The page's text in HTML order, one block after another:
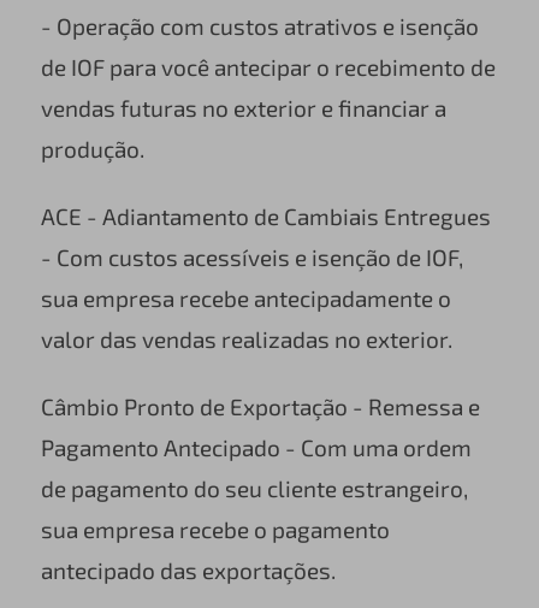
- Operação com custos atrativos e isenção
de IOF para você antecipar o recebimento de
vendas futuras no exterior e financiar a
produção.
ACE - Adiantamento de Cambiais Entregues
- Com custos acessíveis e isenção de IOF,
sua empresa recebe antecipadamente o
valor das vendas realizadas no exterior.
Câmbio Pronto de Exportação - Remessa e
Pagamento Antecipado - Com uma ordem
de pagamento do seu cliente estrangeiro,
sua empresa recebe o pagamento
antecipado das exportações.